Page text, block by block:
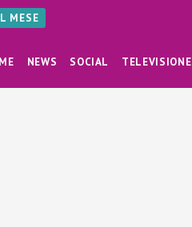
MESE
NEWS SOCIAL TELEVISIONE